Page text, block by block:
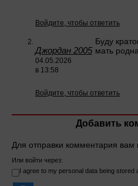
Войдите, чтобы ответить
Джордан 2005
04.05.2026
в 13:58
Буду
мать
Войдите, чтобы ответить
Добавить
Для отправки комментария вам
Или войти через:
I agree to my personal data being stored